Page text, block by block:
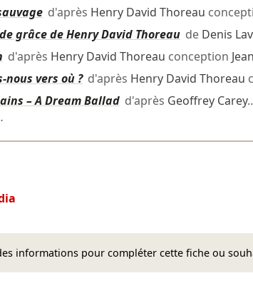
d'après Henry David Thoreau
grâce de Henry David Thoreaude Denis
d'après Henry David Thoreau conception
nous vers où ?d'après Henry David Thoreau
– A Dream Balladd'après Geoffrey Carey
informations pour compléter cette fiche ou